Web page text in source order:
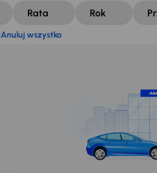
Rata Rok
Anuluj wszystko